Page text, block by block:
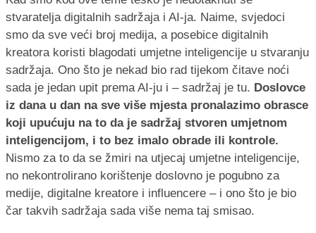
stvaratelja digitalnih sadržaja i AI-ja. Naime, svjedoci
smo da sve veći broj medija, a posebice digitalnih
kreatora koristi blagodati umjetne inteligencije u stvaranju
sadržaja. Ono što je nekad bio rad tijekom čitave noći
sada je jedan upit prema AI-ju i – sadržaj je tu. Doslovce
iz dana u dan na sve više mjesta pronalazimo obrasce
koji upućuju na to da je sadržaj stvoren umjetnom
inteligencijom, i to bez imalo obrade ili kontrole.
Nismo za to da se žmiri na utjecaj umjetne inteligencije,
no nekontrolirano korištenje doslovno je pogubno za
medije, digitalne kreatore i influencere – i ono što je bio
čar takvih sadržaja sada više nema taj smisao.